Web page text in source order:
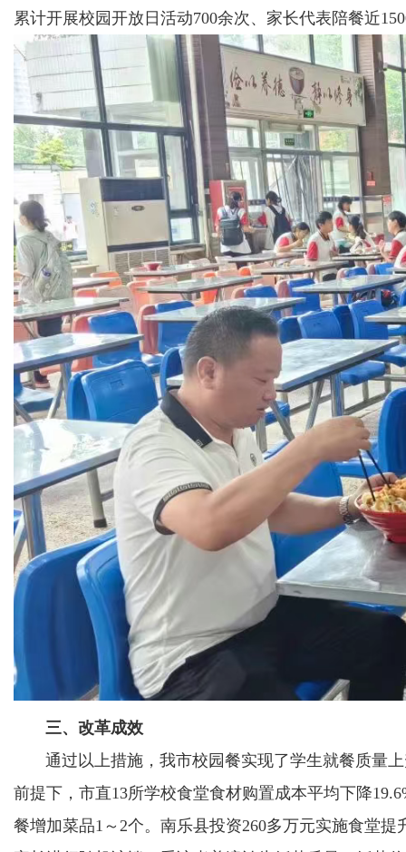
累计开展校园开放日活动700余次、家长代表陪餐近
三、改革成效
通过以上措施，我市校园餐实现了学生就餐质量上
前提下，市直13所学校食堂食材购置成本平均下降
餐增加菜品1～2个。南乐县投资260多万元实施食堂